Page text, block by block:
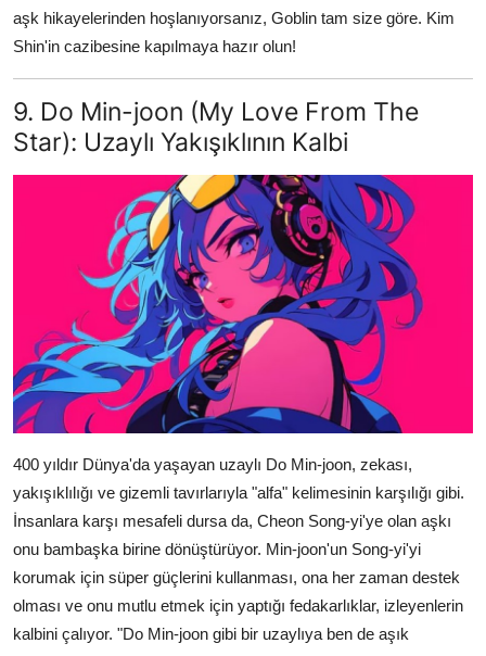
aşk hikayelerinden hoşlanıyorsanız, Goblin tam size göre. Kim
Shin'in cazibesine kapılmaya hazır olun!
9. Do Min-joon (My Love From The
Star): Uzaylı Yakışıklının Kalbi
400 yıldır Dünya'da yaşayan uzaylı Do Min-joon, zekası,
yakışıklılığı ve gizemli tavırlarıyla "alfa" kelimesinin karşılığı gibi.
İnsanlara karşı mesafeli dursa da, Cheon Song-yi'ye olan aşkı
onu bambaşka birine dönüştürüyor. Min-joon'un Song-yi'yi
korumak için süper güçlerini kullanması, ona her zaman destek
olması ve onu mutlu etmek için yaptığı fedakarlıklar, izleyenlerin
kalbini çalıyor. "Do Min-joon gibi bir uzaylıya ben de aşık